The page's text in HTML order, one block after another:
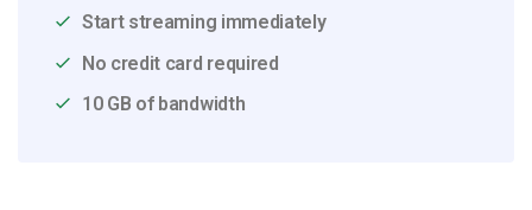
Start streaming immediately
No credit card required
10 GB of bandwidth